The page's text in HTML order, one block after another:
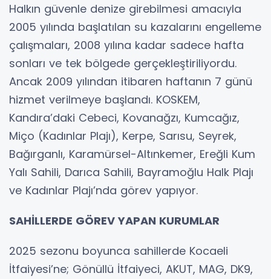
Halkın güvenle denize girebilmesi amacıyla
2005 yılında başlatılan su kazalarını engelleme
çalışmaları, 2008 yılına kadar sadece hafta
sonları ve tek bölgede gerçekleştiriliyordu.
Ancak 2009 yılından itibaren haftanın 7 günü
hizmet verilmeye başlandı. KOSKEM,
Kandıra’daki Cebeci, Kovanağzı, Kumcağız,
Miço (Kadınlar Plajı), Kerpe, Sarısu, Seyrek,
Bağırganlı, Karamürsel-Altınkemer, Ereğli Kum
Yalı Sahili, Darıca Sahili, Bayramoğlu Halk Plajı
ve Kadınlar Plajı’nda görev yapıyor.
SAHİLLERDE GÖREV YAPAN KURUMLAR
2025 sezonu boyunca sahillerde Kocaeli
İtfaiyesi’ne; Gönüllü İtfaiyeci, AKUT, MAG, DK9,